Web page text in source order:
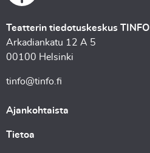
Teatterin tiedotuskeskus TINFO
Arkadiankatu 12 A 5
00100 Helsinki
tinfo@tinfo.fi
Ajankohtaista
Tietoa